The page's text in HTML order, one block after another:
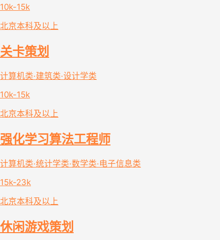
10k-15k
北京本科及以上
关卡策划
计算机类·建筑类·设计学类
10k-15k
北京本科及以上
强化学习算法工程师
计算机类·统计学类·数学类·电子信息类
15k-23k
北京本科及以上
休闲游戏策划